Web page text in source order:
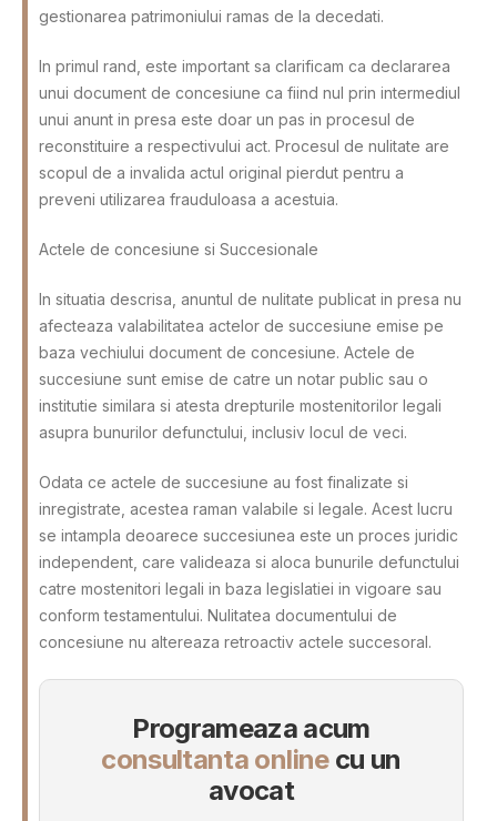
gestionarea patrimoniului ramas de la decedati.
In primul rand, este important sa clarificam ca declararea
unui document de concesiune ca fiind nul prin intermediul
unui anunt in presa este doar un pas in procesul de
reconstituire a respectivului act. Procesul de nulitate are
scopul de a invalida actul original pierdut pentru a
preveni utilizarea frauduloasa a acestuia.
Actele de concesiune si Succesionale
In situatia descrisa, anuntul de nulitate publicat in presa nu
afecteaza valabilitatea actelor de succesiune emise pe
baza vechiului document de concesiune. Actele de
succesiune sunt emise de catre un notar public sau o
institutie similara si atesta drepturile mostenitorilor legali
asupra bunurilor defunctului, inclusiv locul de veci.
Odata ce actele de succesiune au fost finalizate si
inregistrate, acestea raman valabile si legale. Acest lucru
se intampla deoarece succesiunea este un proces juridic
independent, care valideaza si aloca bunurile defunctului
catre mostenitori legali in baza legislatiei in vigoare sau
conform testamentului. Nulitatea documentului de
concesiune nu altereaza retroactiv actele succesoral.
Programeaza acum
consultanta onlinecu un
avocat